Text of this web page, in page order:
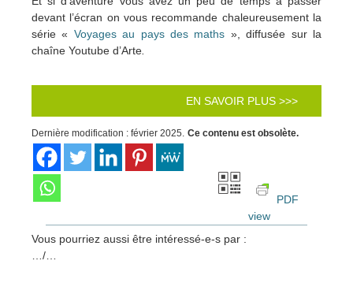
devant l’écran on vous recommande chaleureusement la
série « Voyages au pays des maths », diffusée sur la
chaîne Youtube d’Arte.
EN SAVOIR PLUS >>>
Dernière modification : février 2025. Ce contenu est obsolète.
PDF
view
Vous pourriez aussi être intéressé-e-s par :
…/…